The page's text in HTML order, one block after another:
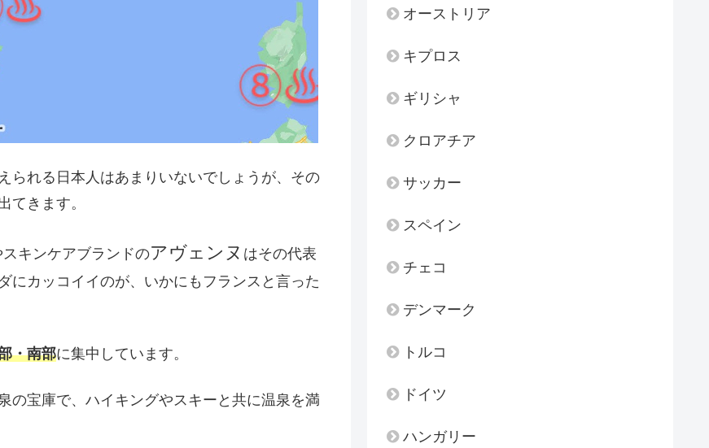
られる日本人はあまりいないでしょうが、その
てきます。
スキンケアブランドのアヴェンヌ はその代表
にカッコイイのが、いかにもフランスと言った
・南部に集中しています。
の宝庫で、ハイキングやスキーと共に温泉を満
オーストリア
キプロス
ギリシャ
クロアチア
サッカー
スペイン
チェコ
デンマーク
トルコ
ドイツ
ハンガリー